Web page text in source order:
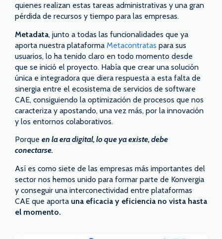
quienes realizan estas tareas administrativas y una gran
pérdida de recursos y tiempo para las empresas.
Metadata, junto a todas las funcionalidades que ya
aporta nuestra plataforma Metacontratas para sus
usuarios, lo ha tenido claro en todo momento desde
que se inició el proyecto. Había que crear una solución
única e integradora que diera respuesta a esta falta de
sinergia entre el ecosistema de servicios de software
CAE, consiguiendo la optimización de procesos que nos
caracteriza y apostando, una vez más, por la innovación
y los entornos colaborativos.
Porque en la era digital, lo que ya existe, debe
conectarse.
Así es como siete de las empresas más importantes del
sector nos hemos unido para formar parte de Konvergia
y conseguir una interconectividad entre plataformas
CAE que aporta una eficacia y eficiencia no vista hasta
el momento.